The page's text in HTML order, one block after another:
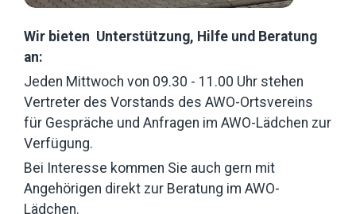
Wir bieten Unterstützung, Hilfe und Beratung
an:
Jeden Mittwoch von 09.30 - 11.00 Uhr stehen
Vertreter des Vorstands des AWO-Ortsvereins
für Gespräche und Anfragen im AWO-Lädchen zur
Verfügung.
Bei Interesse kommen Sie auch gern mit
Angehörigen direkt zur Beratung im AWO-
Lädchen.